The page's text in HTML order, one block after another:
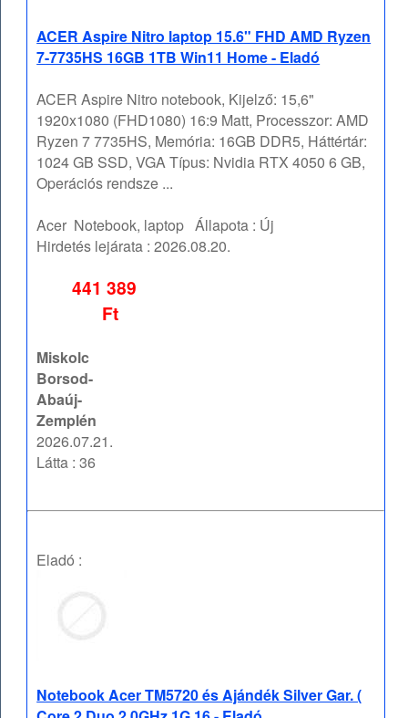
ACER Aspire Nitro laptop 15.6" FHD AMD Ryzen
7-7735HS 16GB 1TB Win11 Home - Eladó
ACER Aspire Nitro notebook, Kijelző: 15,6"
1920x1080 (FHD1080) 16:9 Matt, Processzor: AMD
Ryzen 7 7735HS, Memória: 16GB DDR5, Háttértár:
1024 GB SSD, VGA Típus: Nvidia RTX 4050 6 GB,
Operációs rendsze ...
Acer Notebook, laptop Állapota : Új
Hirdetés lejárata :2026.08.20.
441 389
Ft
Miskolc
Borsod-
Abaúj-
Zemplén
2026.07.21.
Látta : 36
Eladó :
Notebook Acer TM5720 és Ajándék Silver Gar. (